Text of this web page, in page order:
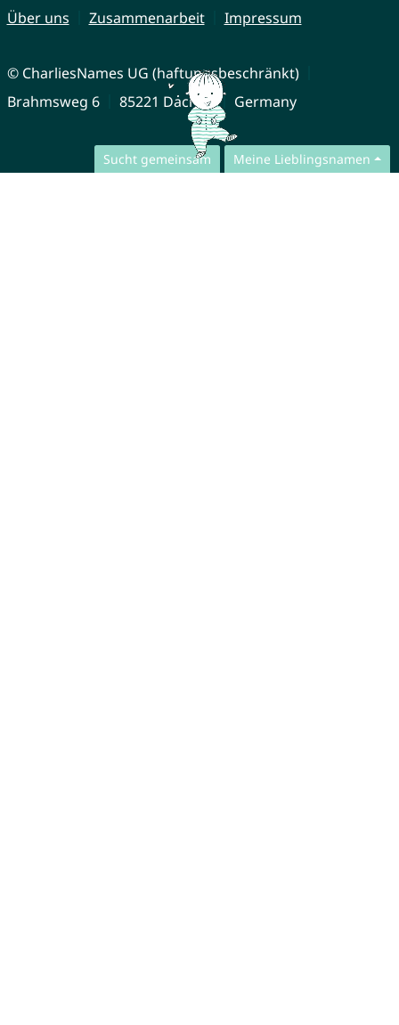
Sucht gemeinsam Meine Lieblingsnamen
Über uns
Zusammenarbeit Impressum
© CharliesNames UG (haftungsbeschränkt)
Brahmsweg 6
85221 Dachau Germany